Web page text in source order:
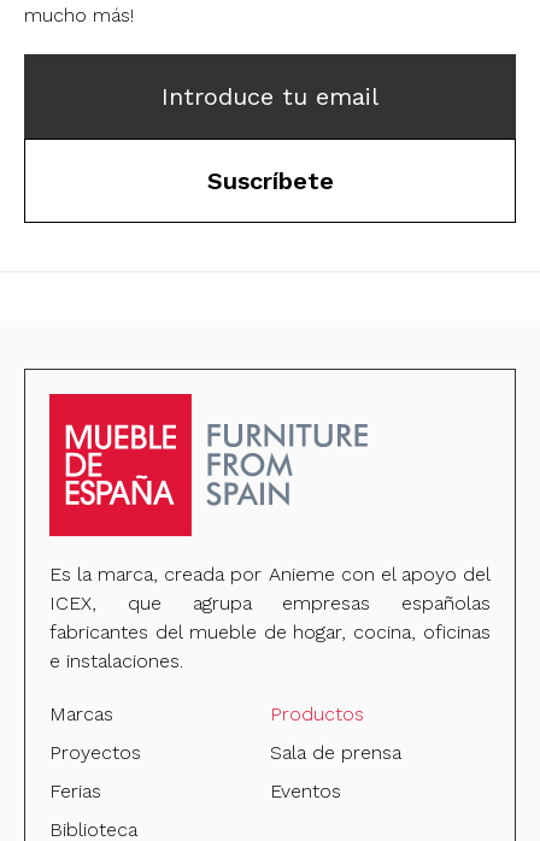
mucho más!
Introduce tu email
Suscríbete
Es la marca, creada por Anieme con el apoyo del
ICEX, que agrupa empresas españolas
fabricantes del mueble de hogar, cocina, oficinas
e instalaciones.
Marcas
Productos
Proyectos
Sala de prensa
Ferias
Eventos
Biblioteca